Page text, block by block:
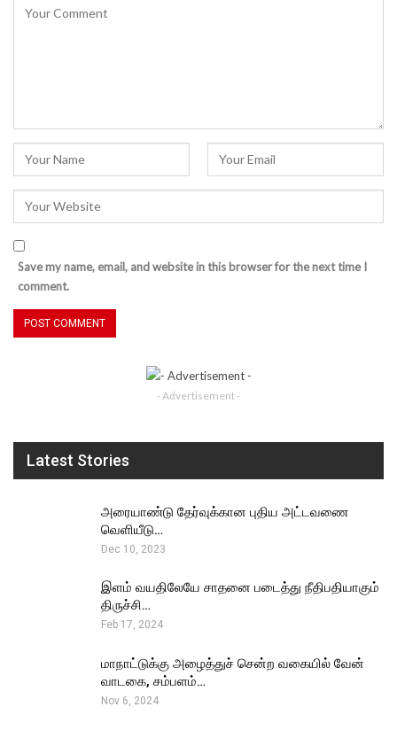
Save my name, email, and website in this browser for the next time I
comment.
- Advertisement -
Latest Stories
அரையாண்டு தேர்வுக்கான புதிய அட்டவணை
வெளியீடு…
Dec 10, 2023
இளம் வயதிலேயே சாதனை படைத்து நீதிபதியாகும்
திருச்சி…
Feb 17, 2024
மாநாட்டுக்கு அழைத்துச் சென்ற வகையில் வேன்
வாடகை, சம்பளம்…
Nov 6, 2024